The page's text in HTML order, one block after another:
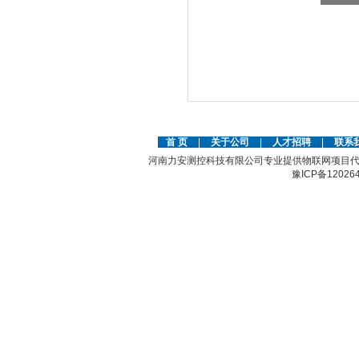
首 页 关于公司 人才招聘
联系
河南力安测控科技有限公司专业提供物联网项目
豫ICP备